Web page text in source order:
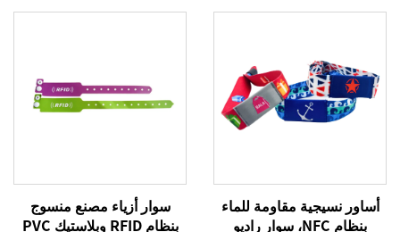
أساور نسيجية مقاومة للماء
بنظام NFC، سوار راديو
سوار أزياء مصنع منسوج
بنظام RFID وبلاستيك PVC